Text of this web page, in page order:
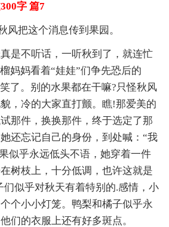
字 篇7
风把这个消息传到果园。
是不听话，一听秋到了，就连忙
妈妈看着“娃娃”们争先恐后的
了。别的水果都在干嘛?只怪秋风
，冷的大家直打颤。瞧!那爱美的
那件，换换那件，终于选定了那
还忘记自己的身份，到处喊：“我
似乎永远低头不语，她穿着一件
树枝上，十分低调，也许这就是
似乎对秋天有着特别的.感情，小
个小小灯笼。鸭梨和橘子似乎永
们的衣服上还有好多斑点。